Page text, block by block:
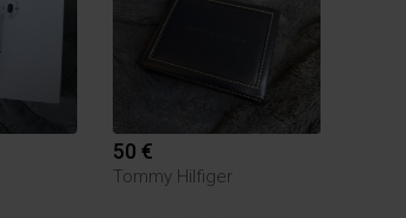
50 €
Tommy Hilfiger